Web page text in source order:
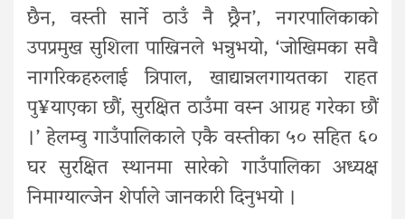
छैन, वस्ती सार्ने ठाउँ नै छ्रैन’, नगरपालिकाको
उपप्रमुख सुशिला पाख्रिनले भन्नुभयो, ‘जोखिमका सवै
नागरिकहरुलाई त्रिपाल, खाद्यान्नलगायतका राहत
पु¥याएका छौं, सुरक्षित ठाउँमा वस्न आग्रह गरेका छौं
।’ हेलम्वु गाउँपालिकाले एकै वस्तीका ५० सहित ६०
घर सुरक्षित स्थानमा सारेको गाउँपालिका अध्यक्ष
निमाग्याल्जेन शेर्पाले जानकारी दिनुभयो ।